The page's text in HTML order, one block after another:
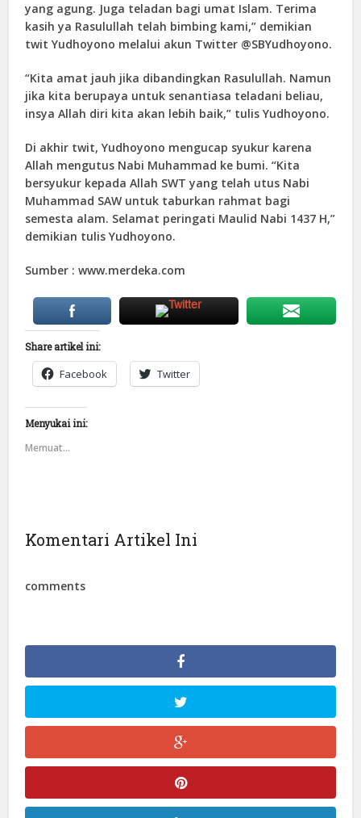
yang agung. Juga teladan bagi umat Islam. Terima
kasih ya Rasulullah telah bimbing kami,” demikian
twit Yudhoyono melalui akun Twitter @SBYudhoyono.
“Kita amat jauh jika dibandingkan Rasulullah. Namun
jika kita berupaya untuk senantiasa teladani beliau,
insya Allah diri kita akan lebih baik,” tulis Yudhoyono.
Di akhir twit, Yudhoyono mengucap syukur karena
Allah mengutus Nabi Muhammad ke bumi. “Kita
bersyukur kepada Allah SWT yang telah utus Nabi
Muhammad SAW untuk taburkan rahmat bagi
semesta alam. Selamat peringati Maulid Nabi 1437 H,”
demikian tulis Yudhoyono.
Sumber : www.merdeka.com
Share artikel ini:
Facebook Twitter
Menyukai ini:
Memuat...
Komentari Artikel Ini
comments